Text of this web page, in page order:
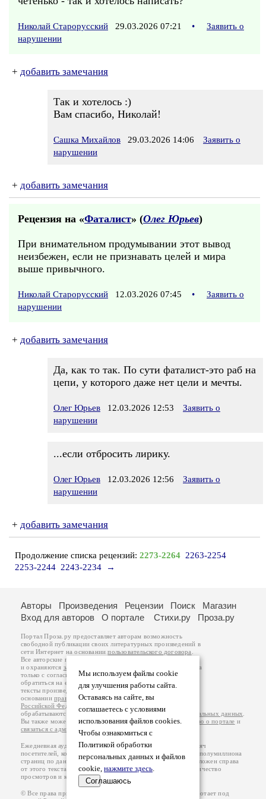
Николай Старорусский 29.03.2026 07:21 •
Заявить о
нарушении
+ добавить замечания
Так и хотелось :)
Вам спасибо, Николай!
Сашка Михайлов 29.03.2026 14:06
Заявить о
нарушении
+ добавить замечания
Рецензия на «Фаталист» (Олег Юрьев)
При внимательном продумывании этот вывод
неизбежен, если не признавать целей и мира
выше привычного.
Николай Старорусский 12.03.2026 07:45 •
Заявить о
нарушении
+ добавить замечания
Да, как то так. По сути фаталист-это раб на
цепи, у которого даже нет цели и мечты.
Олег Юрьев 12.03.2026 12:53
Заявить о
нарушении
...если отбросить лирику.
Олег Юрьев 12.03.2026 12:56
Заявить о
нарушении
+ добавить замечания
Продолжение списка рецензий: 2273-2264 2263-2254
2253-2244 2243-2234 →
Мы используем файлы cookie
для улучшения работы сайта.
Оставаясь на сайте, вы
соглашаетесь с условиями
использования файлов cookies.
Чтобы ознакомиться с
Политикой обработки
персональных данных и файлов
cookie, нажмите здесь.
Соглашаюсь
Авторы Произведения Рецензии Поиск
Магазин
Вход для авторов
О портале Стихи.ру Проза.ру
Портал Проза.ру предоставляет авторам возможность
свободной публикации своих литературных произведений в
сети Интернет на основаниипользовательского договора
Все авторские права на произведения принадлежат авторам
и охраняются законом
. Перепечатка произведений возможна
только с согласия его автора, к которому вы можете
обратиться на его авторской странице. Ответственность за
тексты произведений авторы несут самостоятельно на
основанииправил публикацииизаконодательства
Российской Федерации
обрабатываются на основанииПолитики обработки персональных данных
Вы также можете посмотреть более подробнуюинформацию о портале и
связаться с администрацией
Ежедневная аудитория портала Проза.ру – порядка 100 тысяч
посетителей, которые в общей сумме просматривают более полумиллиона
страниц по данным счетчика посещаемости, который расположен справа
от этого текста. В каждой графе указано по две цифры: количество
просмотров и количество посетителей.
© Все права принадлежат авторам, 2000-2026. Портал работает под